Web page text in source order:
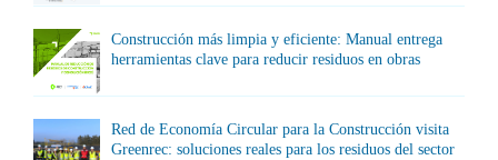
Construcción más limpia y eficiente: Manual entrega
herramientas clave para reducir residuos en obras
Red de Economía Circular para la Construcción visita
Greenrec: soluciones reales para los residuos del sector